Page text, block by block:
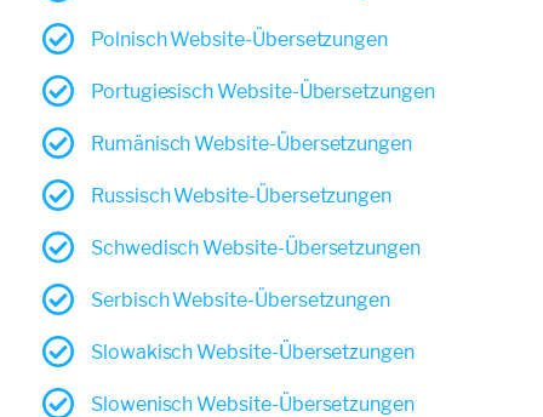
Polnisch Website-Übersetzungen
Portugiesisch Website-Übersetzungen
Rumänisch Website-Übersetzungen
Russisch Website-Übersetzungen
Schwedisch Website-Übersetzungen
Serbisch Website-Übersetzungen
Slowakisch Website-Übersetzungen
Slowenisch Website-Übersetzungen